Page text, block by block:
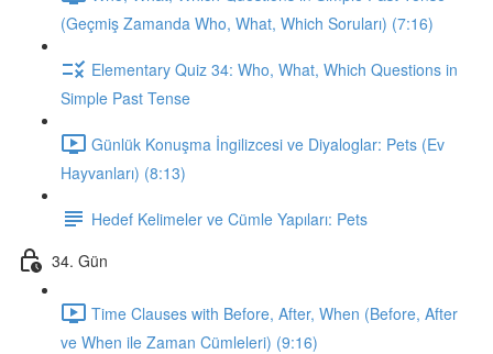
(Geçmiş Zamanda Who, What, Which Soruları) (7:16)
Elementary Quiz 34: Who, What, Which Questions in
Simple Past Tense
Günlük Konuşma İngilizcesi ve Diyaloglar: Pets (Ev
Hayvanları) (8:13)
Hedef Kelimeler ve Cümle Yapıları: Pets
34. Gün
Time Clauses with Before, After, When (Before, After
ve When ile Zaman Cümleleri) (9:16)